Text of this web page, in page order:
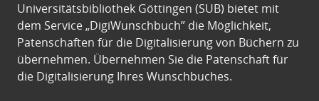
Universitätsbibliothek Göttingen (SUB) bietet mit
dem Service „DigiWunschbuch” die Möglichkeit,
Patenschaften für die Digitalisierung von Büchern zu
übernehmen. Übernehmen Sie die Patenschaft für
die Digitalisierung Ihres Wunschbuches.